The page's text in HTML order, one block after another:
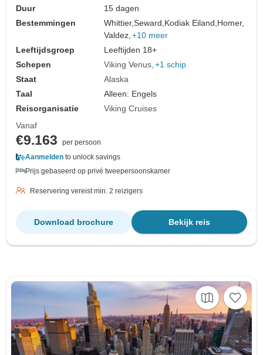
Duur
15 dagen
Bestemmingen
Whittier,Seward, Kodiak Eiland, Homer,
Valdez, +10 meer
Leeftijdsgroep
Leeftijden 18+
Schepen
Viking Venus +1 schip
Staat
Alaska
Taal
Alleen: Engels
Reisorganisatie
Viking Cruises
Vanaf
€9.163
per persoon
Aanmelden to unlock savings
Prijs gebaseerd op privé tweepersoonskamer
Reservering vereist min. 2 reizigers
Bekijk reis
Download brochure